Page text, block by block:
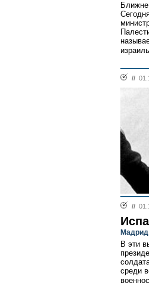
//
//
Мадрид
В эти
среди